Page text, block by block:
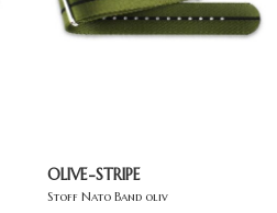
OLIVE-STRIPE
Stoff Nato Band oliv